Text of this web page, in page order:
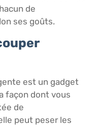
de
ses goûts.
est un gadget
façon dont vous
de
peut peser les